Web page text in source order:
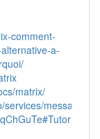
comment-
a-
matrix/